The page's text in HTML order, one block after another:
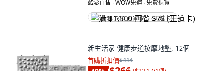
酷澎直售 ∙ WOW免運 ∙ 免費退貨
满 $1,500 再省 $75 (王道卡)
新生活家 健康步道按摩地墊, 12個
首購折扣價$444